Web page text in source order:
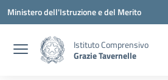
Vai ai contenuti
Vai al menu di navigazione
Vai al footer
Ministero dell'Istruzione e del Merito
Istituto Comprensivo
Grazie Tavernelle